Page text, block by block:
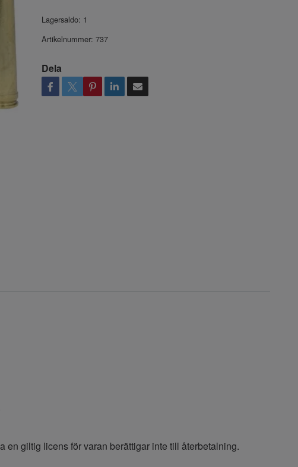
Lagersaldo: 1
Artikelnummer: 737
Dela
giltig licens för varan berättigar inte till återbetalning.